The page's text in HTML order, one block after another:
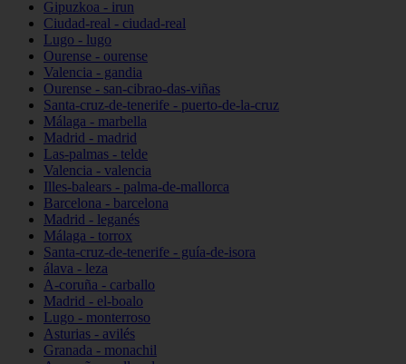
Gipuzkoa - irun
Ciudad-real - ciudad-real
Lugo - lugo
Ourense - ourense
Valencia - gandia
Ourense - san-cibrao-das-viñas
Santa-cruz-de-tenerife - puerto-de-la-cruz
Málaga - marbella
Madrid - madrid
Las-palmas - telde
Valencia - valencia
Illes-balears - palma-de-mallorca
Barcelona - barcelona
Madrid - leganés
Málaga - torrox
Santa-cruz-de-tenerife - guía-de-isora
álava - leza
A-coruña - carballo
Madrid - el-boalo
Lugo - monterroso
Asturias - avilés
Granada - monachil